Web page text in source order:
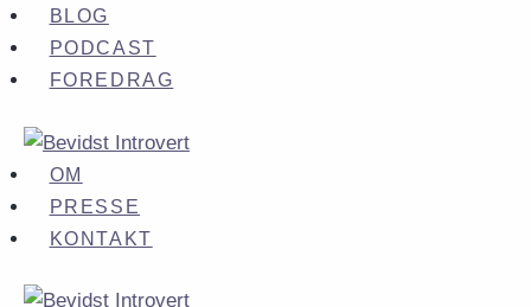
Fortsæt
til
indhold
BLOG
PODCAST
FOREDRAG
OM
PRESSE
KONTAKT